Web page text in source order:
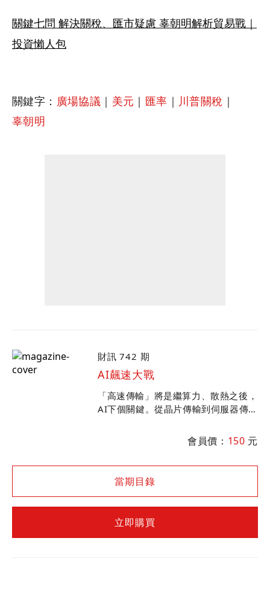
關鍵七問 解決關稅、匯市疑慮 辜朝明解析貿易戰｜
投資懶人包
關鍵字： 廣場協議 ｜ 美元 ｜ 匯率 ｜ 川普關稅 ｜
辜朝明
財訊 742 期
AI飆速大戰
「高速傳輸」將是繼算力、散熱之後，
AI下個關鍵。從晶片傳輸到伺服器傳
勁，牽動台廠供應鏈前景，哪些台廠最
有機會搭上AI升級列車?
會員價： 150 元
當期目錄
立即購買